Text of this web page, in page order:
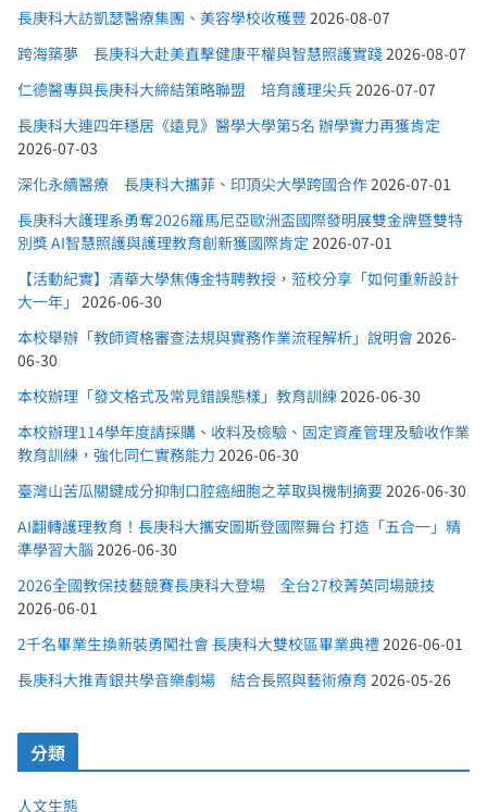
長庚科大訪凱瑟醫療集團、美容學校收穫豐 2026-08-07
跨海築夢 長庚科大赴美直擊健康平權與智慧照護實踐 2026-08-07
仁德醫專與長庚科大締結策略聯盟 培育護理尖兵 2026-07-07
長庚科大連四年穩居《遠見》醫學大學第5名 辦學實力再獲肯定
2026-07-03
深化永續醫療 長庚科大攜菲、印頂尖大學跨國合作 2026-07-01
長庚科大護理系勇奪2026羅馬尼亞歐洲盃國際發明展雙金牌暨雙特
別獎 AI智慧照護與護理教育創新獲國際肯定 2026-07-01
【活動紀實】清華大學焦傳金特聘教授，蒞校分享「如何重新設計
大一年」
2026-06-30
本校舉辦「教師資格審查法規與實務作業流程解析」說明會 2026-
06-30
本校辦理「發文格式及常見錯誤態樣」教育訓練 2026-06-30
本校辦理114學年度請採購、收料及檢驗、固定資產管理及驗收作業
教育訓練，強化同仁實務能力 2026-06-30
臺灣山苦瓜關鍵成分抑制口腔癌細胞之萃取與機制摘要 2026-06-30
AI翻轉護理教育！長庚科大攜安圖斯登國際舞台 打造「五合一」精
準學習大腦 2026-06-30
2026全國教保技藝競賽長庚科大登場 全台27校菁英同場競技
2026-06-01
2千名畢業生換新裝勇闖社會 長庚科大雙校區畢業典禮 2026-06-01
長庚科大推青銀共學音樂劇場 結合長照與藝術療育 2026-05-26
分類
人文生態